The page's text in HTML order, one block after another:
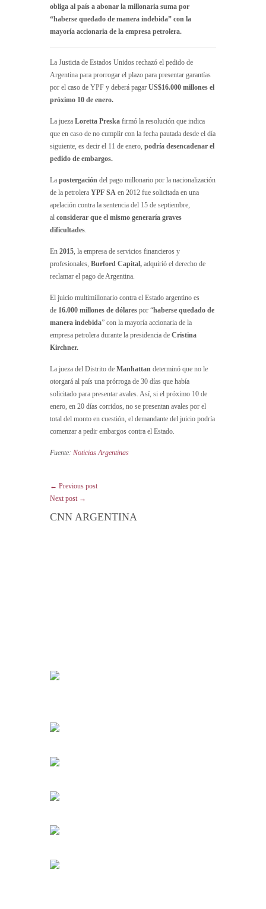
obliga al país a abonar la millonaria suma por
“haberse quedado de manera indebida” con la
mayoría accionaria de la empresa petrolera.
La Justicia de Estados Unidos rechazó el pedido de
Argentina para prorrogar el plazo para presentar garantías
por el caso de YPF y deberá pagar US$16.000 millones el
próximo 10 de enero.
La jueza Loretta Preska firmó la resolución que indica
que en caso de no cumplir con la fecha pautada desde el día
siguiente, es decir el 11 de enero, podría desencadenar el
pedido de embargos.
La postergación del pago millonario por la nacionalización
de la petrolera YPF SA en 2012 fue solicitada en una
apelación contra la sentencia del 15 de septiembre,
al considerar que el mismo generaría graves
dificultades
En 2015 , la empresa de servicios financieros y
profesionales, Burford Capital, adquirió el derecho de
reclamar el pago de Argentina.
El juicio multimillonario contra el Estado argentino es
de 16.000 millones de dólares por “haberse quedado de
manera indebida” con la mayoría accionaria de la
empresa petrolera durante la presidencia de Cristina
Kirchner.
La jueza del Distrito de Manhattan determinó que no le
otorgará al país una prórroga de 30 días que había
solicitado para presentar avales. Así, si el próximo 10 de
enero, en 20 días corridos, no se presentan avales por el
total del monto en cuestión, el demandante del juicio podría
comenzar a pedir embargos contra el Estado.
Fuente: Noticias Argentinas
← Previous post
Next post →
CNN ARGENTINA